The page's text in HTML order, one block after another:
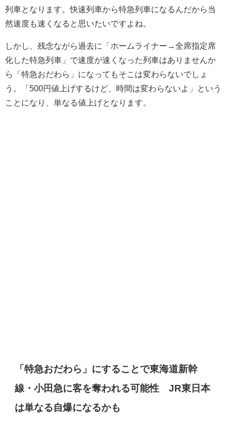
列車となります。快速列車から特急列車になるんだから当
然速度も速くなると思いたいですよね。
しかし、残念ながら過去に「ホームライナー→全席指定席
化した特急列車」で速度が速くなった列車はありませんか
ら「特急おだわら」になってもそこは変わらないでしょ
う。「500円値上げするけど、時間は変わらないよ」という
ことになり、単なる値上げとなります。
「特急おだわら」にすることで東海道新幹
線・小田急に客を奪われる可能性 JR東日本
は単なる自爆になるかも